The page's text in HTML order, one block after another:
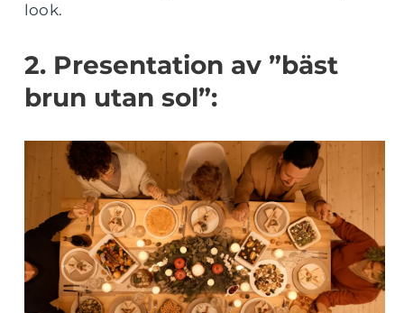
look.
2. Presentation av ”bäst
brun utan sol”: